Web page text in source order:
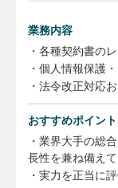
・AIを活用した契
・法務業務の標
・LegalTech活用
■Will/志向性に応
・海外子会社・
・英文契約レビ
・M&A・資本業
・内部監査・内
業務内容
・各種契約書の
・個人情報保護
・法令改正対応
・社内研修の企
・社内各部門から
・取締役会等の
・行政機関への各
・弁護士など外
おすすめポイント
・業界大手の総
長性を兼ね備えて
・実力を正当に